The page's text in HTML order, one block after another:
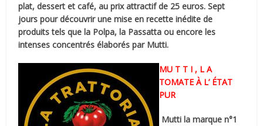
plat, dessert et café, au prix attractif de 25 euros. Sept
jours pour découvrir une mise en recette inédite de
produits tels que la Polpa, la Passatta ou encore les
intenses concentrés élaborés par Mutti.
MU T T I , L A
TOMATE À L’ ÉTAT
PUR
Mutti la marque n°1